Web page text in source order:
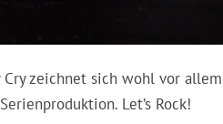
zeichnet sich wohl vor
Let’s Rock!